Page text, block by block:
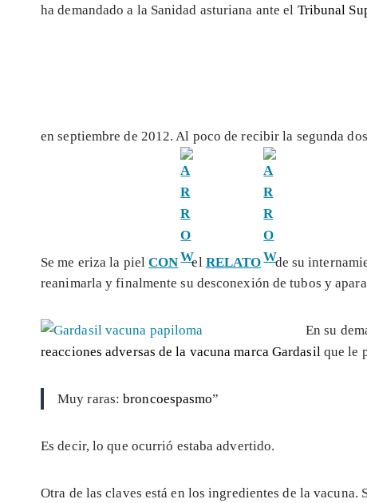
ha demandado a la Sanidad asturiana ante el Tribunal
en septiembre de 2012. Al poco de recibir la segunda
Se me eriza la pielCON el RELATO de su
reanimarla y finalmente su desconexión de tubos y
En su
reacciones adversas de la vacuna marca Gardasilque le
Muy raras:broncoespasmo”
Es decir, lo que ocurrió estaba advertido.
Otra de las claves está en los ingredientes de la